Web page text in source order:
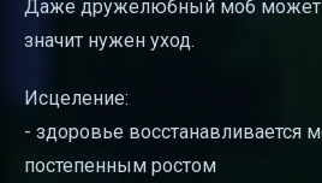
Даже дружелюбный моб может
значит нужен уход.
Исцеление:
- здоровье восстанавливается
постепенным ростом